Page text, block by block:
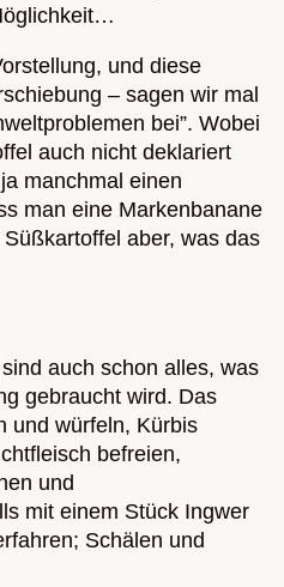
und diese
– sagen wir mal
bei”. Wobei
auch nicht deklariert
manchmal einen
man eine Markenbanane
aber, was das
auch schon alles, was
gebraucht wird. Das
und würfeln, Kürbis
befreien,
und
mit einem Stück Ingwer
Schälen und